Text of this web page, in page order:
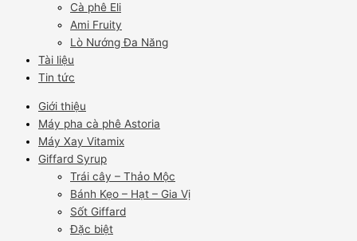
Cà phê Eli
Ami Fruity
Lò Nướng Đa Năng
Tài liệu
Tin tức
Giới thiệu
Máy pha cà phê Astoria
Máy Xay Vitamix
Giffard Syrup
Trái cây – Thảo Mộc
Bánh Kẹo – Hạt – Gia Vị
Sốt Giffard
Đặc biệt